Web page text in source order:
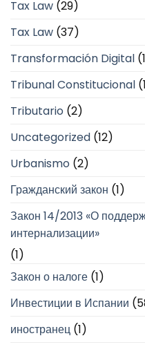
Tax Law (29)
Tax Law (37)
Transformación Digital
Tribunal Constitucional
Tributario (2)
Uncategorized (12)
Urbanismo (2)
Гражданский закон (1)
Закон 14/2013 «О
интернализации»
(1)
Закон о налоге (1)
Инвестиции в Испании
иностранец (1)